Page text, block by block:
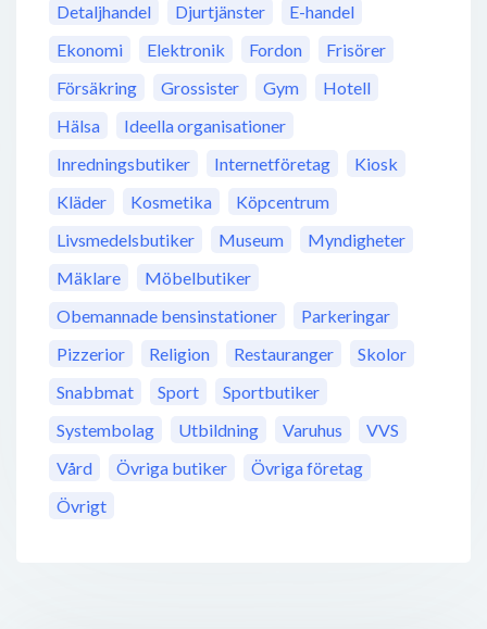
Detaljhandel
Djurtjänster
E-handel
Ekonomi
Elektronik Fordon
Frisörer
Försäkring
Grossister Gym
Hotell
Hälsa
Ideella organisationer
Inredningsbutiker
Internetföretag
Kiosk
Kläder
Kosmetika
Köpcentrum
Livsmedelsbutiker
Museum
Myndigheter
Mäklare
Möbelbutiker
Obemannade bensinstationer
Parkeringar
Pizzerior
Religion Restauranger
Skolor
Snabbmat
Sport
Sportbutiker
Systembolag
Utbildning Varuhus
VVS
Vård
Övriga butiker
Övriga företag
Övrigt